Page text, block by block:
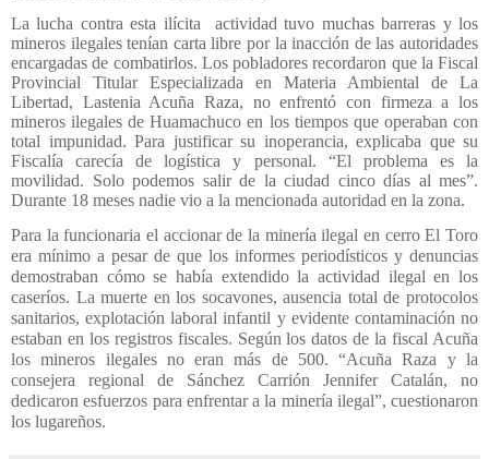
La lucha contra esta ilícita
actividad tuvo muchas barreras y los
mineros ilegales tenían carta libre por la inacción de las autoridades
encargadas de combatirlos. Los pobladores recordaron que la Fiscal
Provincial Titular Especializada en Materia Ambiental de La
Libertad, Lastenia Acuña Raza, no enfrentó con firmeza a los
mineros ilegales de Huamachuco en los tiempos que operaban con
total impunidad. Para justificar su inoperancia, explicaba que su
Fiscalía carecía de logística y personal. “El problema es la
movilidad. Solo podemos salir de la ciudad cinco días al mes”.
Durante 18 meses nadie vio a la mencionada autoridad en la zona.
Para la funcionaria el accionar de la minería ilegal en cerro El Toro
era mínimo a pesar de que los informes periodísticos y denuncias
demostraban cómo se había extendido la actividad ilegal en los
caseríos. La muerte en los socavones, ausencia total de protocolos
sanitarios, explotación laboral infantil y evidente contaminación no
estaban en los registros fiscales. Según los datos de la fiscal Acuña
los mineros ilegales no eran más de 500. “Acuña Raza y la
consejera regional de Sánchez Carrión Jennifer Catalán, no
dedicaron esfuerzos para enfrentar a la minería ilegal”, cuestionaron
los lugareños.